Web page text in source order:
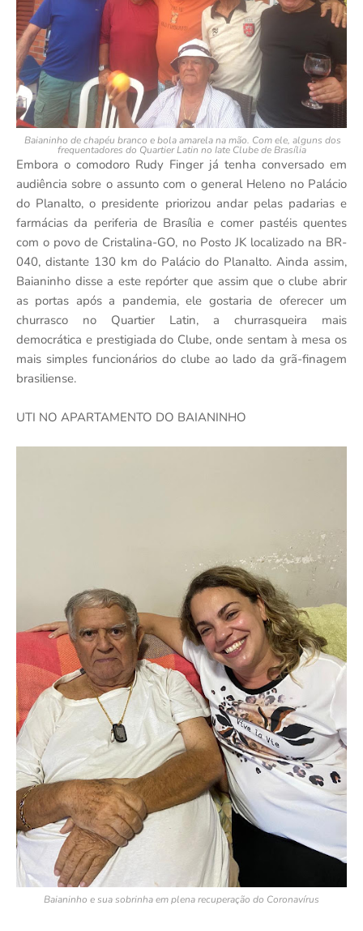
Baianinho de chapéu branco e bola amarela na mão. Com ele, alguns dos
frequentadores do Quartier Latin no Iate Clube de Brasília
Embora o comodoro Rudy Finger já tenha conversado em
audiência sobre o assunto com o general Heleno no Palácio
do Planalto, o presidente priorizou andar pelas padarias e
farmácias da periferia de Brasília e comer pastéis quentes
com o povo de Cristalina-GO, no Posto JK localizado na BR-
040, distante 130 km do Palácio do Planalto. Ainda assim,
Baianinho disse a este repórter que assim que o clube abrir
as portas após a pandemia, ele gostaria de oferecer um
churrasco no Quartier Latin, a churrasqueira mais
democrática e prestigiada do Clube, onde sentam à mesa os
mais simples funcionários do clube ao lado da grã-finagem
brasiliense.
UTI NO APARTAMENTO DO BAIANINHO
Baianinho e sua sobrinha em plena recuperação do Coronavírus